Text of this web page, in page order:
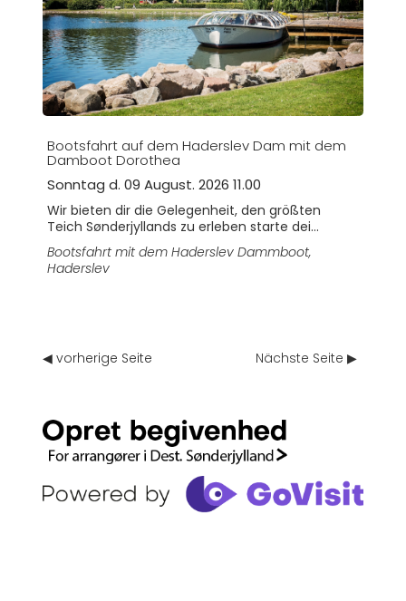
Bootsfahrt auf dem Haderslev Dam mit dem
Damboot Dorothea
Sonntag d. 09 August. 2026 11.00
Wir bieten dir die Gelegenheit, den größten
Teich Sønderjyllands zu erleben starte dei...
Bootsfahrt mit dem Haderslev Dammboot,
Haderslev
◀ vorherige Seite Nächste Seite ▶